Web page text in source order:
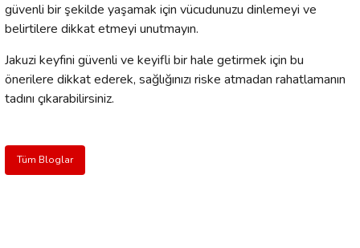
güvenli bir şekilde yaşamak için vücudunuzu dinlemeyi ve
belirtilere dikkat etmeyi unutmayın.
Jakuzi keyfini güvenli ve keyifli bir hale getirmek için bu
önerilere dikkat ederek, sağlığınızı riske atmadan rahatlamanın
tadını çıkarabilirsiniz.
Tüm Bloglar